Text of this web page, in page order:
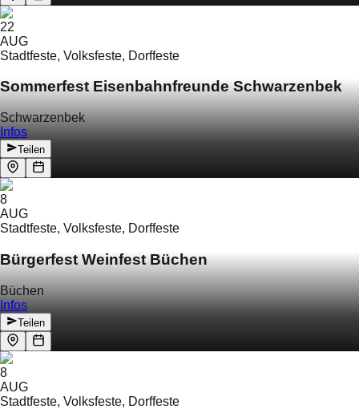
22
AUG
Stadtfeste, Volksfeste, Dorffeste
Sommerfest Eisenbahnfreunde Schwarzenbek
Schwarzenbek
Infos
Teilen
8
AUG
Stadtfeste, Volksfeste, Dorffeste
Bürgerfest Weinfest Büchen
Büchen
Infos
Teilen
8
AUG
Stadtfeste, Volksfeste, Dorffeste